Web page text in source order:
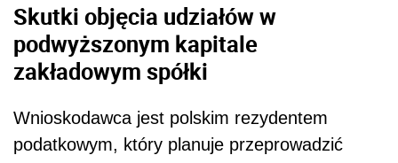
Skutki objęcia udziałów w
podwyższonym kapitale
zakładowym spółki
Wnioskodawca jest polskim rezydentem
podatkowym, który planuje przeprowadzić